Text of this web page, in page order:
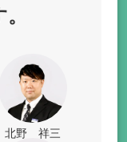
北野 祥三